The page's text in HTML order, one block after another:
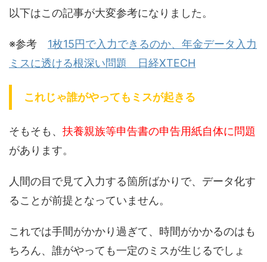
以下はこの記事が大変参考になりました。
※参考 1枚15円で入力できるのか、年金データ入力
ミスに透ける根深い問題 日経XTECH
これじゃ誰がやってもミスが起きる
そもそも、 扶養親族等申告書の申告用紙自体に問題
があります。
人間の目で見て入力する箇所ばかりで、データ化す
ることが前提となっていません。
これでは手間がかかり過ぎて、時間がかかるのはも
ちろん、誰がやっても一定のミスが生じるでしょ